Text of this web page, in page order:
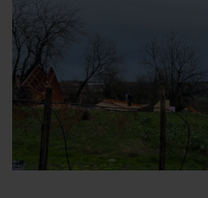
Fırtınanın etkisiyle çok sayıda
devrildi, bazı yollar kısa
kesimlerinde ise bağlı teknelerin
noktalarda hasar oluştuğu